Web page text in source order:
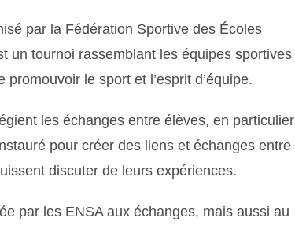
par la Fédération Sportive des Écoles
un tournoi rassemblant les équipes sportives
le sport et l’esprit d’équipe.
les échanges entre élèves, en particulier
pour créer des liens et échanges entre
discuter de leurs expériences.
par les ENSA aux échanges, mais aussi au